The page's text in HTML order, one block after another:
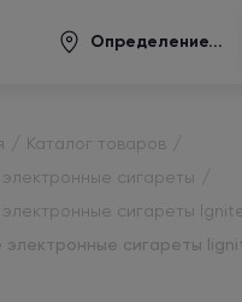
Определение...
Каталог товаров
сигареты
сигареты
сигареты